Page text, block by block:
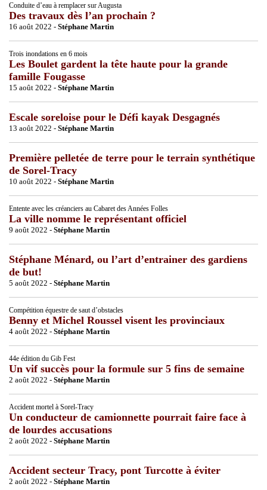
Conduite d’eau à remplacer sur Augusta
Des travaux dès l’an prochain ?
16 août 2022 - Stéphane Martin
Trois inondations en 6 mois
Les Boulet gardent la tête haute pour la grande
famille Fougasse
15 août 2022 - Stéphane Martin
Escale soreloise pour le Défi kayak Desgagnés
13 août 2022 - Stéphane Martin
Première pelletée de terre pour le terrain synthétique
de Sorel-Tracy
10 août 2022 - Stéphane Martin
Entente avec les créanciers au Cabaret des Années Folles
La ville nomme le représentant officiel
9 août 2022 - Stéphane Martin
Stéphane Ménard, ou l’art d’entrainer des gardiens
de but!
5 août 2022 - Stéphane Martin
Compétition équestre de saut d’obstacles
Benny et Michel Roussel visent les provinciaux
4 août 2022 - Stéphane Martin
44e édition du Gib Fest
Un vif succès pour la formule sur 5 fins de semaine
2 août 2022 - Stéphane Martin
Accident mortel à Sorel-Tracy
Un conducteur de camionnette pourrait faire face à
de lourdes accusations
2 août 2022 - Stéphane Martin
Accident secteur Tracy, pont Turcotte à éviter
2 août 2022 - Stéphane Martin